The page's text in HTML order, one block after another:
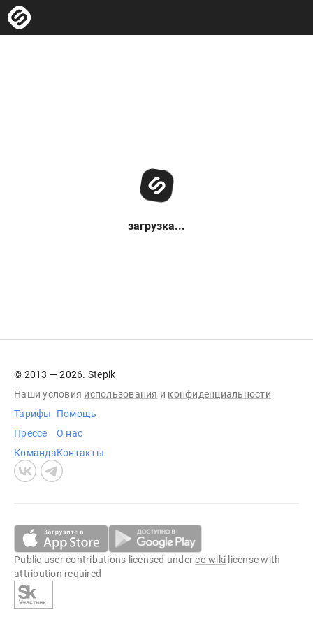
загрузка...
© 2013 — 2026. Stepik
Наши условия использования и конфиденциальности
Тарифы
Прессе
Команда
Помощь
О нас
Контакты
Public user contributions licensed undercc-wiki license with
attribution required